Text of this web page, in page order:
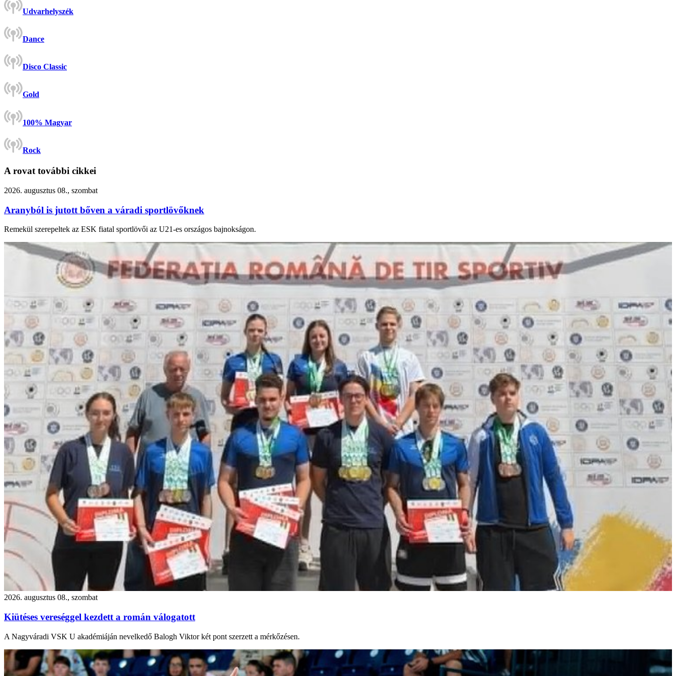
Udvarhelyszék
Dance
Disco Classic
Gold
100% Magyar
Rock
A rovat további cikkei
2026. augusztus 08., szombat
Aranyból is jutott bőven a váradi sportlövőknek
Remekül szerepeltek az ESK fiatal sportlövői az U21-es országos bajnokságon.
2026. augusztus 08., szombat
Kiütéses vereséggel kezdett a román válogatott
A Nagyváradi VSK U akadémiáján nevelkedő Balogh Viktor két pont szerzett a mérkőzésen.